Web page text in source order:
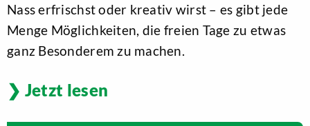
Nass erfrischst oder kreativ wirst – es gibt jede
Menge Möglichkeiten, die freien Tage zu etwas
ganz Besonderem zu machen.
Jetzt lesen